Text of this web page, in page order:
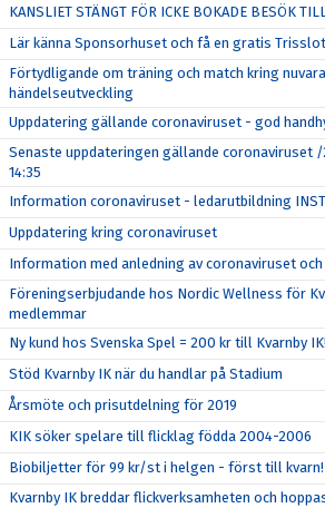
KANSLIET STÄNGT FÖR ICKE BOKADE BESÖK
Lär känna Sponsorhuset och få en gratis
Förtydligande om träning och match kring
händelseutveckling
Uppdatering gällande coronaviruset - god
Senaste uppdateringen gällande coronaviruset /
14:35
Information coronaviruset - ledarutbildning
Uppdatering kring coronaviruset
Information med anledning av coronaviruset och
Föreningserbjudande hos Nordic Wellness för
medlemmar
Ny kund hos Svenska Spel = 200 kr till Kvarnby IK!
Stöd Kvarnby IK när du handlar på Stadium
Årsmöte och prisutdelning för 2019
KIK söker spelare till flicklag födda 2004-2006
Biobiljetter för 99 kr/st i helgen - först till kvarn!
Kvarnby IK breddar flickverksamheten och